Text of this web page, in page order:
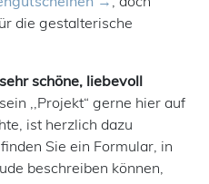
die gestalterische
schöne, liebevoll
,,Projekt“ gerne hier auf
ist herzlich dazu
Sie ein Formular, in
beschreiben können,